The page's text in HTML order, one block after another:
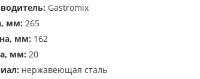
Gastromix
мм: 265
мм: 162
мм: 20
нержавеющая сталь